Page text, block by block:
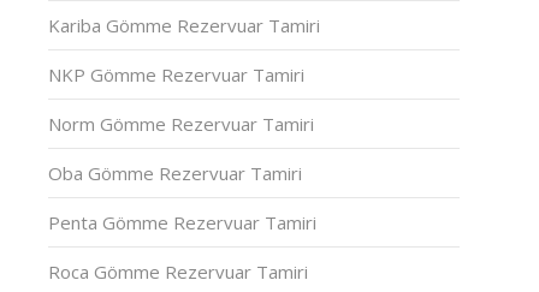
Kariba Gömme Rezervuar Tamiri
NKP Gömme Rezervuar Tamiri
Norm Gömme Rezervuar Tamiri
Oba Gömme Rezervuar Tamiri
Penta Gömme Rezervuar Tamiri
Roca Gömme Rezervuar Tamiri